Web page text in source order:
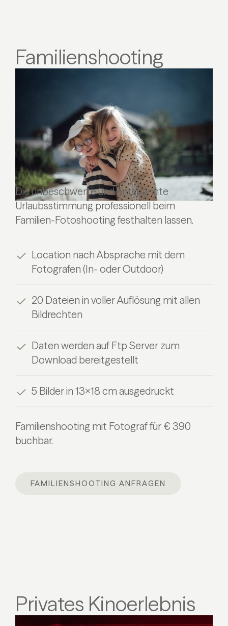
Familienshooting
Die unbeschwerte und entspannte
Urlaubsstimmung professionell beim
Familien-Fotoshooting festhalten lassen.
Location nach Absprache mit dem
Fotografen (In- oder Outdoor)
20 Dateien in voller Auflösung mit allen
Bildrechten
Daten werden auf Ftp Server zum
Download bereitgestellt
5 Bilder in 13×18 cm ausgedruckt
Familienshooting mit Fotograf für € 390
buchbar.
FAMILIENSHOOTING ANFRAGEN
Privates Kinoerlebnis